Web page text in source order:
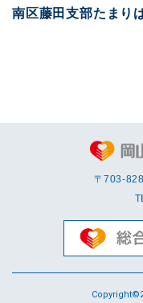
南区藤田支部たまり
〒703-